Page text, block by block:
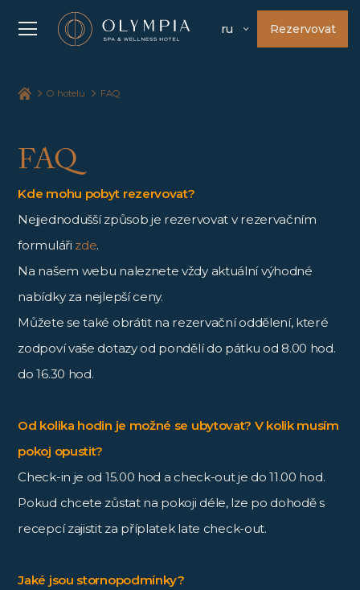
ru Rezervovat
O hotelu FAQ
FAQ
Kde mohu pobyt rezervovat?
Nejjednodušší způsob je rezervovat v rezervačním
formuláři zde.
Na našem webu naleznete vždy aktuální výhodné
nabídky za nejlepší ceny.
Můžete se také obrátit na rezervační oddělení, které
zodpoví vaše dotazy od pondělí do pátku od 8.00 hod.
do 16.30 hod.
Od kolika hodin je možné se ubytovat? V kolik musím
pokoj opustit?
Check-in je od 15.00 hod a check-out je do 11.00 hod.
Pokud chcete zůstat na pokoji déle, lze po dohodě s
recepcí zajistit za příplatek late check-out.
Jaké jsou stornopodmínky?